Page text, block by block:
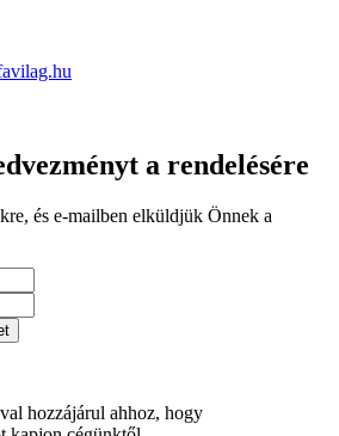
a rendelésére
és e-mailben elküldjük Önnek a
hozzájárul ahhoz, hogy